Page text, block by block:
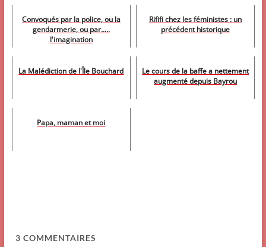
Convoqués par la police, ou la
gendarmerie, ou par.....
l'imagination
Rififi chez les féministes : un
précédent historique
La Malédiction de l'Île Bouchard
Le cours de la baffe a nettement
augmenté depuis Bayrou
Papa, maman et moi
3 COMMENTAIRES